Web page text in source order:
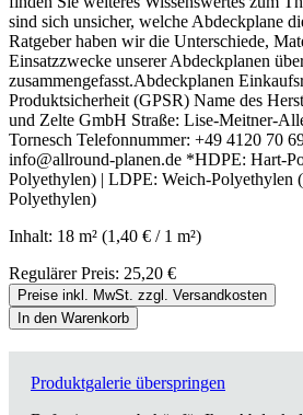
sind sich unsicher, welche Abdeckplane
Ratgeber haben wir die Unterschiede,
Einsatzzwecke unserer Abdeckplanen
zusammengefasst.Abdeckplanen
Produktsicherheit (GPSR) Name des
und Zelte GmbH Straße: Lise-Meitner-
Tornesch Telefonnummer: +49 4120 70
info@allround-planen.de *HDPE: Hart-
Polyethylen) | LDPE: Weich-Polyethylen
Polyethylen)
Inhalt: 18 m² (1,40 € / 1 m²)
Regulärer Preis: 25,20 €
Preise inkl. MwSt. zzgl. Versandkosten
In den Warenkorb
Produktgalerie überspringen